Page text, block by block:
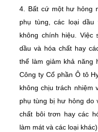
4. Bất cứ một hư hỏng
phụ tùng, các loại
không chính hiệu. Việc
dầu và hóa chất hay
thể làm giảm khả năng
Công ty Cổ phần Ô tô
không chịu trách nhiệm
phụ tùng bị hư hỏng do
chất bôi trơn hay các
làm mát và các loại